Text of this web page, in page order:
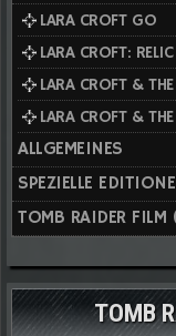
LARA CROFT GO
LARA CROFT:
LARA CROFT &
LARA CROFT &
ALLGEMEINES
SPEZIELLE
TOMB RAIDER
TOMB